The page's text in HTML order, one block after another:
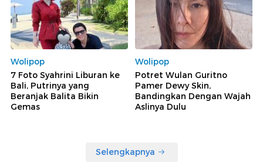
Wolipop
7 Foto Syahrini Liburan ke
Bali, Putrinya yang
Beranjak Balita Bikin
Gemas
Wolipop
Potret Wulan Guritno
Pamer Dewy Skin,
Bandingkan Dengan Wajah
Aslinya Dulu
Selengkapnya